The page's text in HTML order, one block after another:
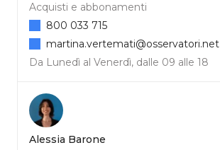
Acquisti e abbonamenti
Da Lunedì al Venerdì, dalle 09 alle 18
800 033 715
martina.vertemati@osservatori.net
Alessia Barone